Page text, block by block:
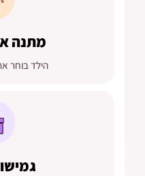
מתנה
הילד בוחר